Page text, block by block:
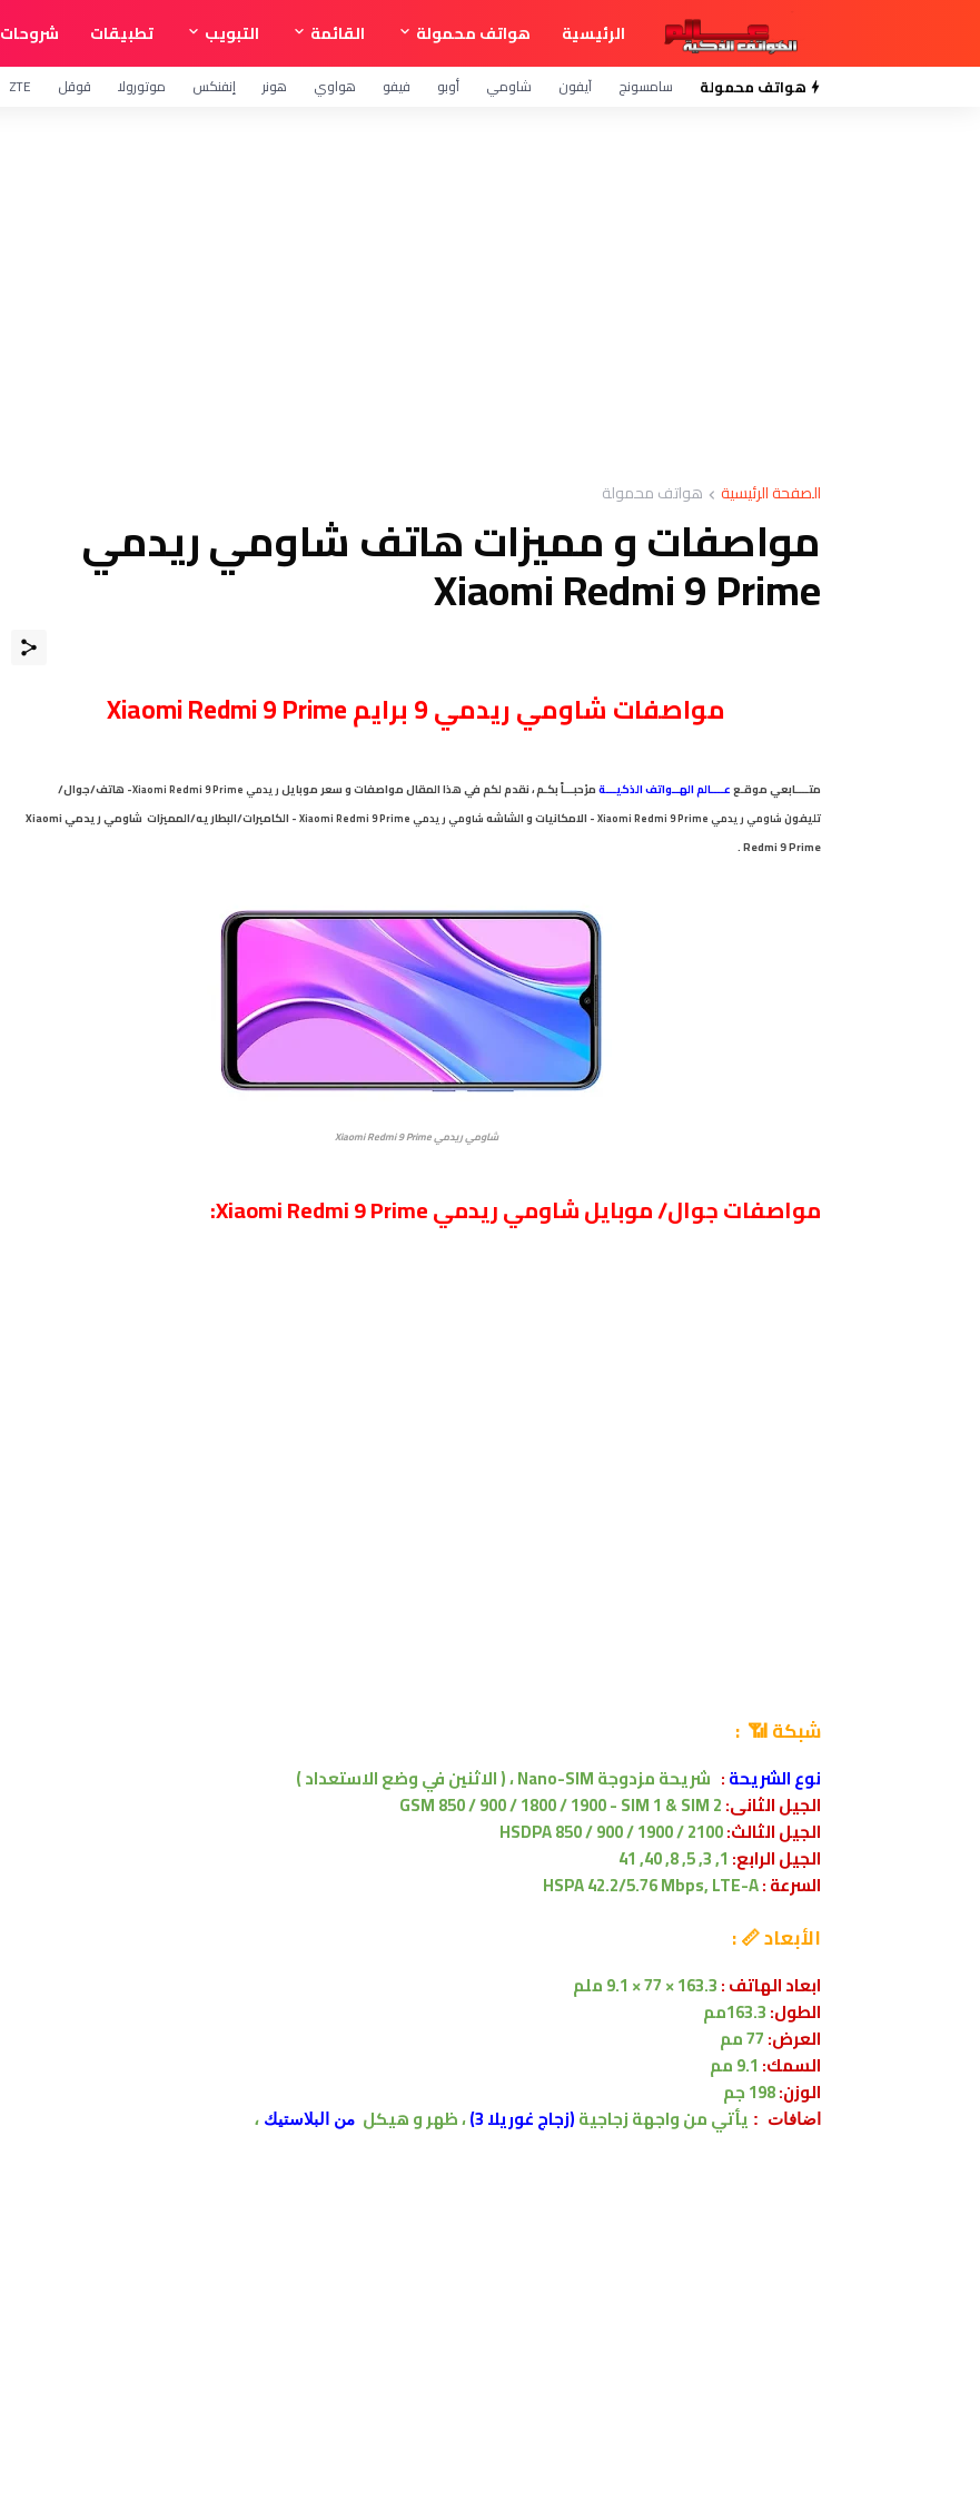
الرئيسية هواتف محمولة القائمة التبويب تطبيقات شروحات
هواتف محمولة سامسونج آيفون شاومي أوبو فيفو هواوي هونر إنفنكس موتورولا قوقل ZTE
الصفحة الرئيسية هواتف محمولة
مواصفات و مميزات هاتف شاومي ريدمي
Xiaomi Redmi 9 Prime
مواصفات شاومي ريدمي 9 برايم Xiaomi Redmi 9 Prime
متــــابعيموقـععــــالم الهــواتف الذكيـــةمرْحبـــاً بكـم ، نقدم لكم في هذا المقال مواصفات و سعر موبايلريدميXiaomi Redmi 9 Prime- هاتف/جوال/
تليفونشاوميريدميXiaomi Redmi 9 Prime- الامكانيات و الشاشهشاوميريدمي Xiaomi Redmi 9 Prime
- الكاميرات/البطاريه/المميزات شاومي ريدمي Xiaomi
Redmi 9 Prime
.
شاومي ريدمي Xiaomi Redmi 9 Prime
مواصفات جوال/ موبايل شاومي ريدمي Xiaomi Redmi 9 Prime:
شبكة 📶 :
نوع الشريحة: شريحة مزدوجة Nano-SIM ،
( الاثنين في وضع الاستعداد )
الجيل الثانى:GSM 850 / 900 / 1800 / 1900 - SIM 1 & SIM 2
الجيل الثالث:HSDPA 850 / 900 / 1900 / 2100
الجيل الرابع: 1, 3, 5, 8, 40, 41
السرعة :HSPA 42.2/5.76 Mbps, LTE-A
الأبعاد 📏 :
ابعاد الهاتف :163.3 × 77 × 9.1 ملم
الطول:163.3مم
العرض:
السمك: 9.1 مم
الوزن:198 جم
اضافات : يأتيمن واجهة زجاجية(زجاج غوريلا 3) ، ظهرو هيكل من البلاستيك ،